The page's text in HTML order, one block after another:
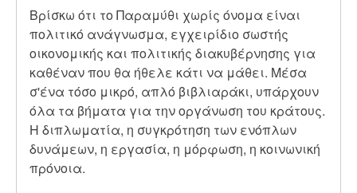
Βρίσκω ότι το Παραμύθι χωρίς όνομα είναι
πολιτικό ανάγνωσμα, εγχειρίδιο σωστής
οικονομικής και πολιτικής διακυβέρνησης για
καθέναν που θα ήθελε κάτι να μάθει. Μέσα
σ'ένα τόσο μικρό, απλό βιβλιαράκι, υπάρχουν
όλα τα βήματα για την οργάνωση του κράτους.
Η διπλωματία, η συγκρότηση των ενόπλων
δυνάμεων, η εργασία, η μόρφωση, η κοινωνική
πρόνοια.